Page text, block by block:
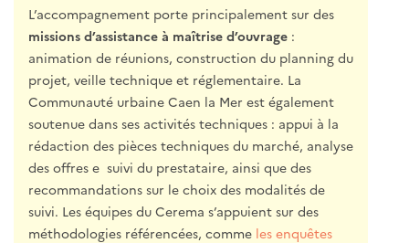
L’accompagnement porte principalement sur des
missions d’assistance à maîtrise d’ouvrage :
animation de réunions, construction du planning du
projet, veille technique et réglementaire. La
Communauté urbaine Caen la Mer est également
soutenue dans ses activités techniques : appui à la
rédaction des pièces techniques du marché, analyse
des offres e suivi du prestataire, ainsi que des
recommandations sur le choix des modalités de
suivi. Les équipes du Cerema s’appuient sur des
méthodologies référencées, comme les enquêtes